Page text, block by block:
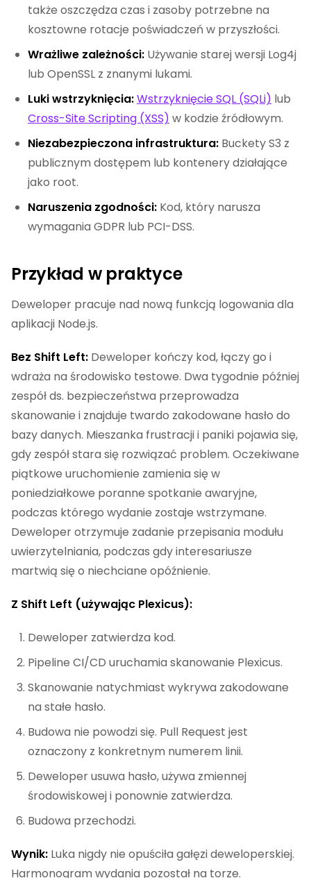
także oszczędza czas i zasoby potrzebne na
kosztowne rotacje poświadczeń w przyszłości.
Wrażliwe zależności: Używanie starej wersji Log4j
lub OpenSSL z znanymi lukami.
Luki wstrzyknięcia:Wstrzyknięcie SQL (SQLi) lub
Cross-Site Scripting (XSS) w kodzie źródłowym.
Niezabezpieczona infrastruktura: Buckety S3 z
publicznym dostępem lub kontenery działające
jako root.
Naruszenia zgodności: Kod, który narusza
wymagania GDPR lub PCI-DSS.
Przykład w praktyce
Deweloper pracuje nad nową funkcją logowania dla
aplikacji Node.js.
Bez Shift Left: Deweloper kończy kod, łączy go i
wdraża na środowisko testowe. Dwa tygodnie później
zespół ds. bezpieczeństwa przeprowadza
skanowanie i znajduje twardo zakodowane hasło do
bazy danych. Mieszanka frustracji i paniki pojawia się,
gdy zespół stara się rozwiązać problem. Oczekiwane
piątkowe uruchomienie zamienia się w
poniedziałkowe poranne spotkanie awaryjne,
podczas którego wydanie zostaje wstrzymane.
Deweloper otrzymuje zadanie przepisania modułu
uwierzytelniania, podczas gdy interesariusze
martwią się o niechciane opóźnienie.
Z Shift Left (używając Plexicus):
Deweloper zatwierdza kod.
Pipeline CI/CD uruchamia skanowanie Plexicus.
Skanowanie natychmiast wykrywa zakodowane
na stałe hasło.
Budowa nie powodzi się. Pull Request jest
oznaczony z konkretnym numerem linii.
Deweloper usuwa hasło, używa zmiennej
środowiskowej i ponownie zatwierdza.
Budowa przechodzi.
Wynik: Luka nigdy nie opuściła gałęzi deweloperskiej.
Harmonogram wydania pozostał na torze.